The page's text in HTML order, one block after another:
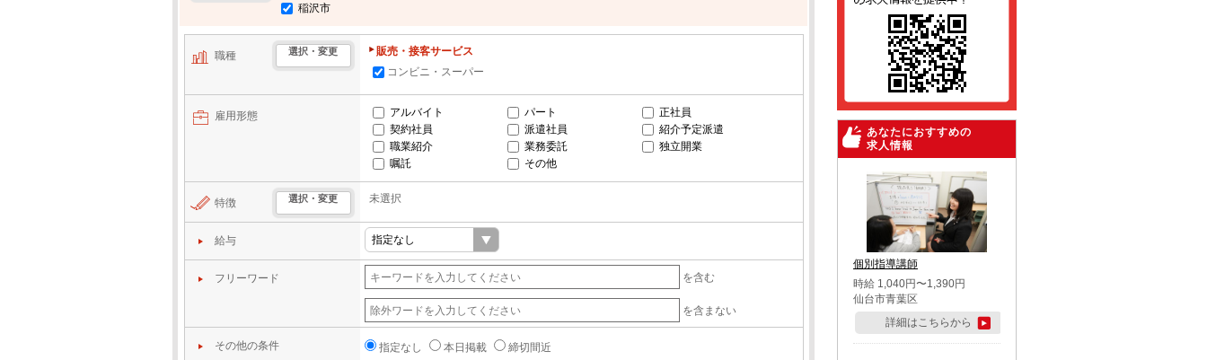
稲沢市
職種 選択・変更
販売・接客サービス
コンビニ・スーパー
雇用形態 アルバイト パート
正社員
契約社員
派遣社員
紹介予定派遣
職業紹介
業務委託
独立開業
嘱託
その他
特徴 選択・変更 未選択
給与
フリーワード を含む
を含まない
その他の条件 指定なし 本日掲載 締切間近
あなたにおすすめの
求人情報
個別指導講師
時給 1,040円〜1,390円
仙台市青葉区
詳細はこちらから